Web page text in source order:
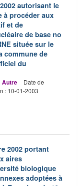
autorisant le
à procéder aux
et de
de base no
située sur le
commune de
du
Autre
Date de
: 10-01-2003
2002 portant
aires
biologique
adoptées à